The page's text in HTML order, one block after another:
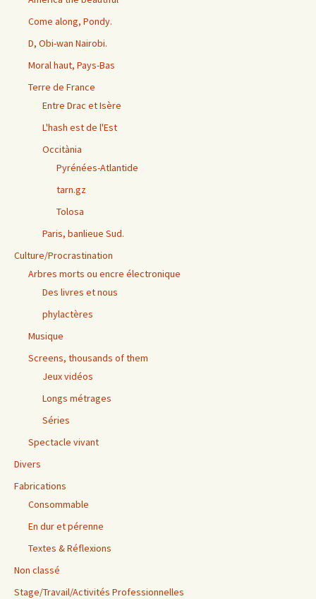
Come along, Pondy.
D, Obi-wan Nairobi.
Moral haut, Pays-Bas
Terre de France
Entre Drac et Isère
L'hash est de l'Est
Occitània
Pyrénées-Atlantide
tarn.gz
Tolosa
Paris, banlieue Sud.
Culture/Procrastination
Arbres morts ou encre électronique
Des livres et nous
phylactères
Musique
Screens, thousands of them
Jeux vidéos
Longs métrages
Séries
Spectacle vivant
Divers
Fabrications
Consommable
En dur et pérenne
Textes & Réflexions
Non classé
Stage/Travail/Activités Professionnelles